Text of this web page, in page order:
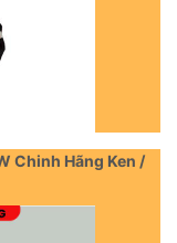
Chinh Hãng Ken /